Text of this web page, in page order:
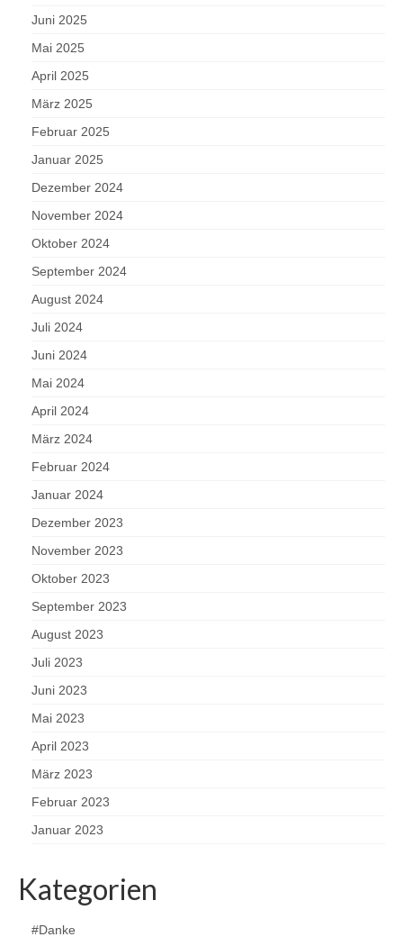
Juni 2025
Mai 2025
April 2025
März 2025
Februar 2025
Januar 2025
Dezember 2024
November 2024
Oktober 2024
September 2024
August 2024
Juli 2024
Juni 2024
Mai 2024
April 2024
März 2024
Februar 2024
Januar 2024
Dezember 2023
November 2023
Oktober 2023
September 2023
August 2023
Juli 2023
Juni 2023
Mai 2023
April 2023
März 2023
Februar 2023
Januar 2023
Kategorien
#Danke